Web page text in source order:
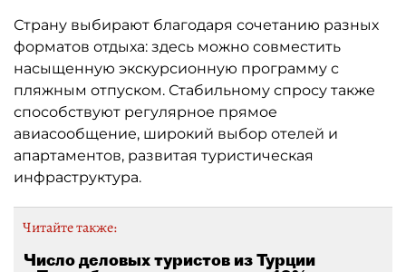
Страну выбирают благодаря сочетанию разных
форматов отдыха: здесь можно совместить
насыщенную экскурсионную программу с
пляжным отпуском. Стабильному спросу также
способствуют регулярное прямое
авиасообщение, широкий выбор отелей и
апартаментов, развитая туристическая
инфраструктура.
Читайте также:
Число деловых туристов из Турции